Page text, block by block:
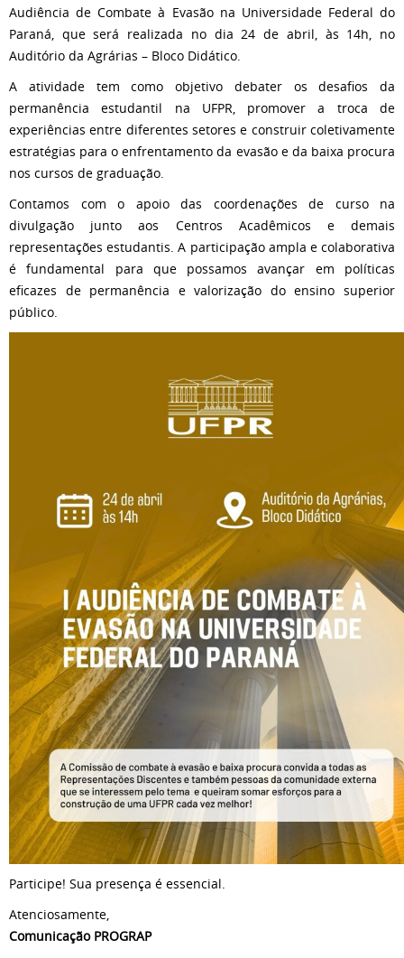
Audiência de Combate à Evasão na Universidade Federal do
Paraná, que será realizada no dia 24 de abril, às 14h, no
Auditório da Agrárias – Bloco Didático.
A atividade tem como objetivo debater os desafios da
permanência estudantil na UFPR, promover a troca de
experiências entre diferentes setores e construir coletivamente
estratégias para o enfrentamento da evasão e da baixa procura
nos cursos de graduação.
Contamos com o apoio das coordenações de curso na
divulgação junto aos Centros Acadêmicos e demais
representações estudantis. A participação ampla e colaborativa
é fundamental para que possamos avançar em políticas
eficazes de permanência e valorização do ensino superior
público.
Participe! Sua presença é essencial.
Atenciosamente,
Comunicação PROGRAP